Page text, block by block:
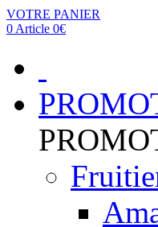
VOTRE PANIER
0 Article 0€